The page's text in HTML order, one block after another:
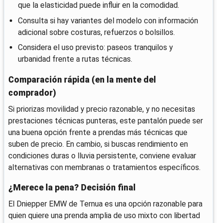
que la elasticidad puede influir en la comodidad.
Consulta si hay variantes del modelo con información
adicional sobre costuras, refuerzos o bolsillos.
Considera el uso previsto: paseos tranquilos y
urbanidad frente a rutas técnicas.
Comparación rápida (en la mente del
comprador)
Si priorizas movilidad y precio razonable, y no necesitas
prestaciones técnicas punteras, este pantalón puede ser
una buena opción frente a prendas más técnicas que
suben de precio. En cambio, si buscas rendimiento en
condiciones duras o lluvia persistente, conviene evaluar
alternativas con membranas o tratamientos específicos.
¿Merece la pena? Decisión final
El Dniepper EMW de Ternua es una opción razonable para
quien quiere una prenda amplia de uso mixto con libertad